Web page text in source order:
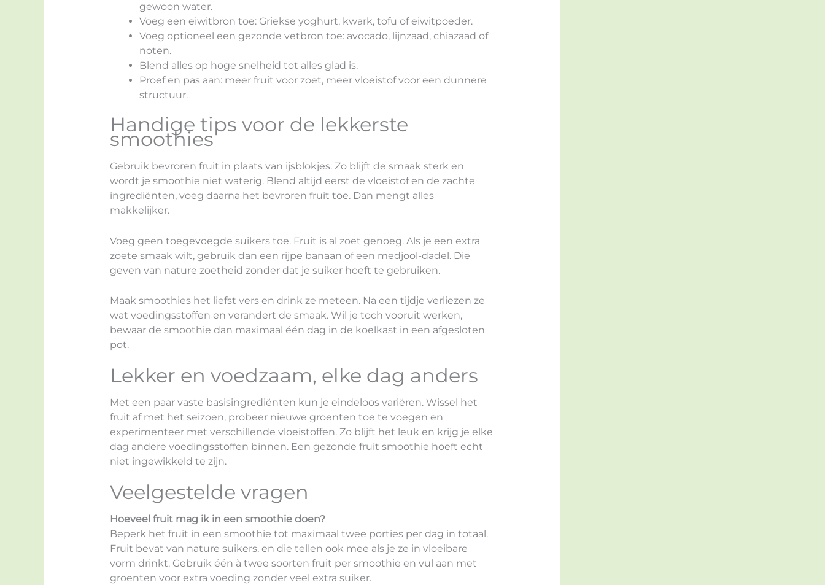
gewoon water.
Voeg een eiwitbron toe: Griekse yoghurt, kwark, tofu of eiwitpoeder.
Voeg optioneel een gezonde vetbron toe: avocado, lijnzaad, chiazaad of
noten.
Blend alles op hoge snelheid tot alles glad is.
Proef en pas aan: meer fruit voor zoet, meer vloeistof voor een dunnere
structuur.
Handige tips voor de lekkerste
smoothies
Gebruik bevroren fruit in plaats van ijsblokjes. Zo blijft de smaak sterk en
wordt je smoothie niet waterig. Blend altijd eerst de vloeistof en de zachte
ingrediënten, voeg daarna het bevroren fruit toe. Dan mengt alles
makkelijker.
Voeg geen toegevoegde suikers toe. Fruit is al zoet genoeg. Als je een extra
zoete smaak wilt, gebruik dan een rijpe banaan of een medjool-dadel. Die
geven van nature zoetheid zonder dat je suiker hoeft te gebruiken.
Maak smoothies het liefst vers en drink ze meteen. Na een tijdje verliezen ze
wat voedingsstoffen en verandert de smaak. Wil je toch vooruit werken,
bewaar de smoothie dan maximaal één dag in de koelkast in een afgesloten
pot.
Lekker en voedzaam, elke dag anders
Met een paar vaste basisingrediënten kun je eindeloos variëren. Wissel het
fruit af met het seizoen, probeer nieuwe groenten toe te voegen en
experimenteer met verschillende vloeistoffen. Zo blijft het leuk en krijg je elke
dag andere voedingsstoffen binnen. Een gezonde fruit smoothie hoeft echt
niet ingewikkeld te zijn.
Veelgestelde vragen
Hoeveel fruit mag ik in een smoothie doen?
Beperk het fruit in een smoothie tot maximaal twee porties per dag in totaal.
Fruit bevat van nature suikers, en die tellen ook mee als je ze in vloeibare
vorm drinkt. Gebruik één à twee soorten fruit per smoothie en vul aan met
groenten voor extra voeding zonder veel extra suiker.